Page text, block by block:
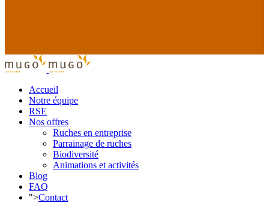
Accueil
Notre équipe
RSE
Nos offres
Ruches en entreprise
Parrainage de ruches
Biodiversité
Animations et activités
Blog
FAQ
">Contact